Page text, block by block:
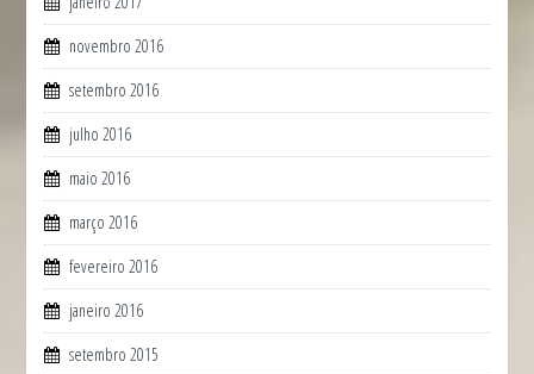
novembro 2016
setembro 2016
julho 2016
maio 2016
março 2016
fevereiro 2016
janeiro 2016
setembro 2015